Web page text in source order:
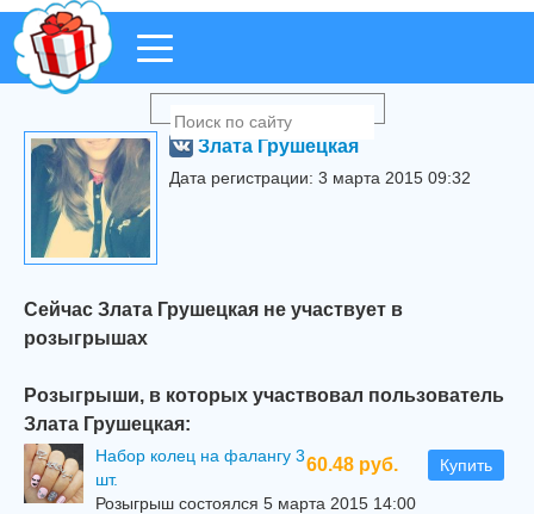
Злата Грушецкая
Дата регистрации: 3 марта 2015 09:32
Сейчас Злата Грушецкая не участвует в
розыгрышах
Розыгрыши, в которых участвовал пользователь
Злата Грушецкая:
60.48 руб. Купить
Набор колец на фалангу 3
шт.
Розыгрыш состоялся 5 марта 2015 14:00